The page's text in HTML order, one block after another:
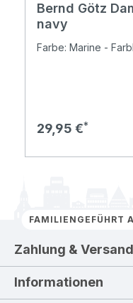
Bernd Götz
navy
Farbe: Marine -
Regulärer Preis:
29,95 €
FAMILIENGEFÜHRT
Zahlung & Versand
Informationen